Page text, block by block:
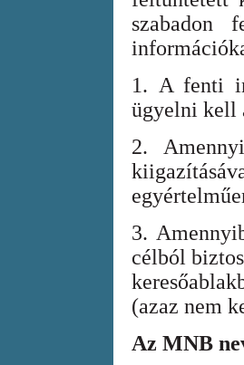
szabadon
1. A fenti
ügyelni kell
2.
3.
célból
(azaz nem
Az MNB